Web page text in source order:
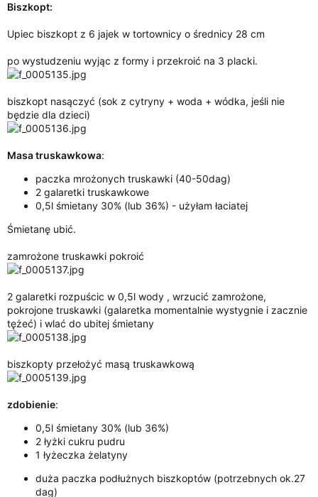
Biszkopt:
Upiec biszkopt z 6 jajek w tortownicy o średnicy 28 cm
po wystudzeniu wyjąc z formy i przekroić na 3 placki.
biszkopt nasączyć (sok z cytryny + woda + wódka, jeśli nie
będzie dla dzieci)
Masa truskawkowa:
paczka mrożonych truskawki (40-50dag)
2 galaretki truskawkowe
0,5l śmietany 30% (lub 36%) - użyłam łaciatej
Śmietanę ubić.
zamrożone truskawki pokroić
2 galaretki rozpuścic w 0,5l wody , wrzucić zamrożone,
pokrojone truskawki (galaretka momentalnie wystygnie i zacznie
tężeć) i wlać do ubitej śmietany
biszkopty przełożyć masą truskawkową
zdobienie:
0,5l śmietany 30% (lub 36%)
2 łyżki cukru pudru
1 łyżeczka żelatyny
duża paczka podłużnych biszkoptów (potrzebnych ok.27
dag)